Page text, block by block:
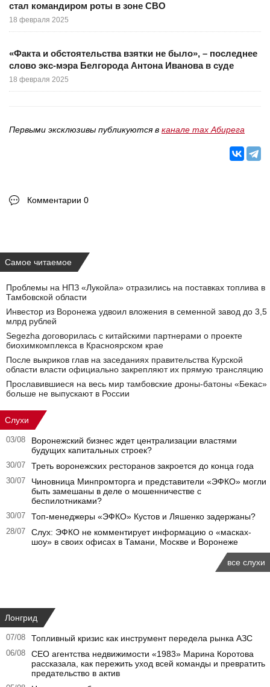
стал командиром роты в зоне СВО
18 февраля 2025
«Факта и обстоятельства взятки не было», – последнее
слово экс-мэра Белгорода Антона Иванова в суде
18 февраля 2025
Первыми эксклюзивы публикуются в канале max Абирега
Комментарии 0
Самое читаемое
Проблемы на НПЗ «Лукойла» отразились на поставках топлива в
Тамбовской области
Инвестор из Воронежа удвоил вложения в семенной завод до 3,5
млрд рублей
Segezha договорилась с китайскими партнерами о проекте
биохимкомплекса в Красноярском крае
После выкриков глав на заседаниях правительства Курской
области власти официально закрепляют их прямую трансляцию
Прославившиеся на весь мир тамбовские дроны-батоны «Бекас»
больше не выпускают в России
Слухи
03/08
Воронежский бизнес ждет централизации властями
будущих капитальных строек?
30/07 Треть воронежских ресторанов закроется до конца года
30/07
Чиновница Минпромторга и представители «ЭФКО» могли
быть замешаны в деле о мошенничестве с
беспилотниками?
30/07 Топ-менеджеры «ЭФКО» Кустов и Ляшенко задержаны?
28/07
Слух: ЭФКО не комментирует информацию о «масках-
шоу» в своих офисах в Тамани, Москве и Воронеже
все слухи
Лонгрид
07/08 Топливный кризис как инструмент передела рынка АЗС
06/08
CEO агентства недвижимости «1983» Марина Коротова
рассказала, как пережить уход всей команды и превратить
предательство в актив